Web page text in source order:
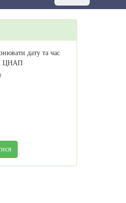
дату та час
ЦНАП